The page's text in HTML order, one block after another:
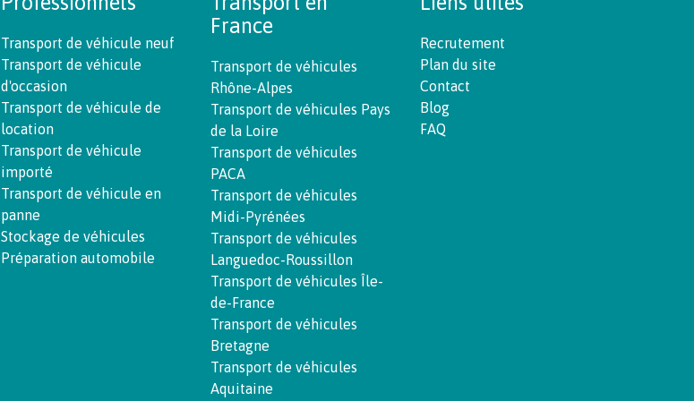
Transport de véhicule neuf
Transport de véhicule
d'occasion
Transport de véhicule de
location
Transport de véhicule
importé
Transport de véhicule en
panne
Stockage de véhicules
Préparation automobile
France
Transport de véhicules
Rhône-Alpes
Transport de véhicules Pays
de la Loire
Transport de véhicules
PACA
Transport de véhicules
Midi-Pyrénées
Transport de véhicules
Languedoc-Roussillon
Transport de véhicules Île-
de-France
Transport de véhicules
Bretagne
Transport de véhicules
Aquitaine
Recrutement
Plan du site
Contact
Blog
FAQ